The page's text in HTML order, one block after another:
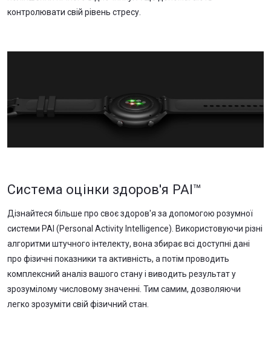
контролювати свій рівень стресу.
Система оцінки здоров'я PAI™
Дізнайтеся більше про своє здоров'я за допомогою розумної
системи PAI (Personal Activity Intelligence). Використовуючи різні
алгоритми штучного інтелекту, вона збирає всі доступні дані
про фізичні показники та активність, а потім проводить
комплексний аналіз вашого стану і виводить результат у
зрозумілому числовому значенні. Тим самим, дозволяючи
легко зрозуміти свій фізичний стан.